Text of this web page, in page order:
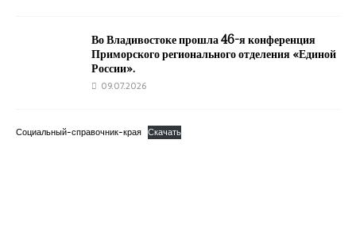
Во Владивостоке прошла 46-я конференция
Приморского регионального отделения «Единой
России».
09.07.2026
Социальный-справочник-края Скачать